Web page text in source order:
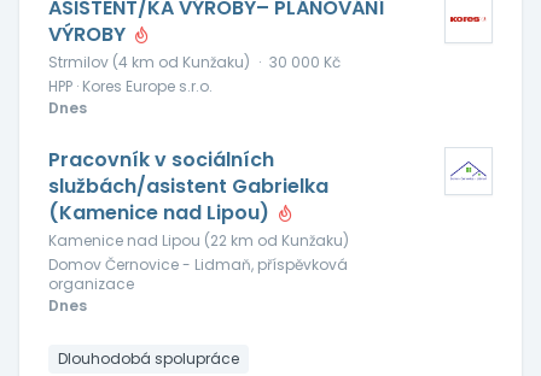
ASISTENT/KA VÝROBY– PLÁNOVÁNÍ
VÝROBY
Strmilov (4 km od Kunžaku) · 30 000 Kč
HPP · Kores Europe s.r.o.
Dnes
Pracovník v sociálních
službách/asistent Gabrielka
(Kamenice nad Lipou)
Kamenice nad Lipou (22 km od Kunžaku)
Domov Černovice - Lidmaň, příspěvková
organizace
Dnes
Dlouhodobá spolupráce